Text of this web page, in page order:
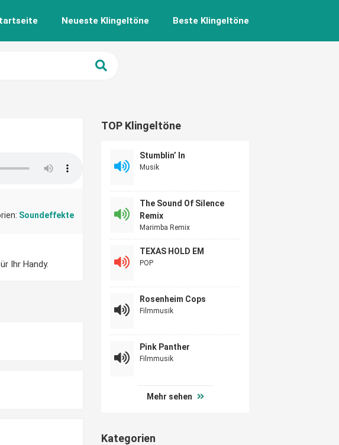
Neueste Klingeltöne Beste Klingeltöne
Soundeffekte
Ihr Handy.
TOP Klingeltöne
Stumblin’ In
Musik
The Sound Of Silence
Remix
Marimba Remix
TEXAS HOLD EM
POP
Rosenheim Cops
Filmmusik
Pink Panther
Filmmusik
Mehr sehen
Kategorien